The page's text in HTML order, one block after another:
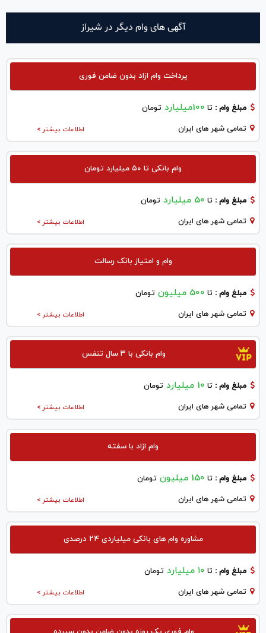
آگهی های وام دیگر در شيراز
پرداخت وام ازاد بدون ضامن فوری
مبلغ وام : تا 100میلیارد تومان
اطلاعات بیشتر > تمامی شهر های ایران
وام بانکی تا ۵۰ میلیارد تومان
مبلغ وام : تا 50 میلیارد تومان
اطلاعات بیشتر > تمامی شهر های ایران
وام و امتیاز بانک رسالت
مبلغ وام : تا 500 میلیون تومان
اطلاعات بیشتر > تمامی شهر های ایران
وام بانکی با ۳ سال تنفس
مبلغ وام : تا 10 میلیارد تومان
اطلاعات بیشتر > تمامی شهر های ایران
وام ازاد با سفته
مبلغ وام : تا 150 میلیون تومان
اطلاعات بیشتر > تمامی شهر های ایران
مشاوره وام های بانکی میلیاردی ۲۴ درصدی
مبلغ وام : تا ۱۰ میلیارد تومان
اطلاعات بیشتر > تمامی شهر های ایران